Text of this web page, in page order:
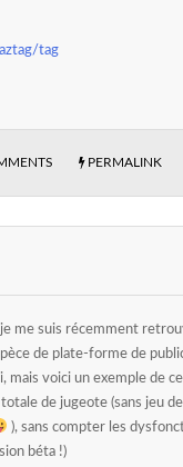
tag
PERMALINK
me suis récemment
de plate-forme de
mais voici un exemple de
de jugeote (sans jeu
), sans compter les
béta !)